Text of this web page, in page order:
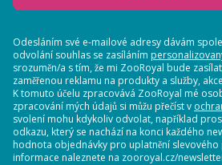
Odesláním své e-mailové adresy dávám
odvolání souhlas se zasíláním
srozuměn/a s tím, že mi ZooRoyal bude
zaměřenou reklamu na produkty a služby,
K tomuto účelu zpracovává ZooRoyal mé
zpracování mých údajů si můžu přečíst v
svolení mohu kdykoliv odvolat, například
odkazu, který se nachází na konci každého
hodnota objednávky pro uplatnění slevového
informace naleznete na zooroyal.cz/